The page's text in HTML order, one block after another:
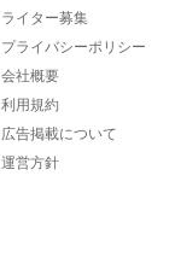
ライター募集
プライバシーポリシー
会社概要
利用規約
広告掲載について
運営方針